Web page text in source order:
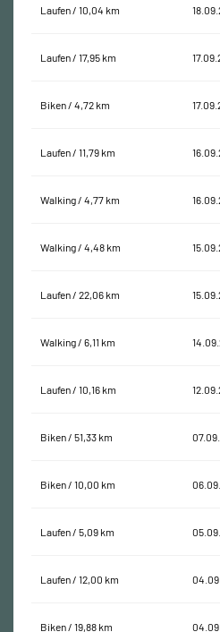
Laufen / 10,04 km
Laufen / 17,95 km
Biken / 4,72 km
Laufen / 11,79 km
Walking / 4,77 km
Walking / 4,48 km
Laufen / 22,06 km
Walking / 6,11 km
Laufen / 10,16 km
Biken / 51,33 km
Biken / 10,00 km
Laufen / 5,09 km
Laufen / 12,00 km
Biken / 19,88 km